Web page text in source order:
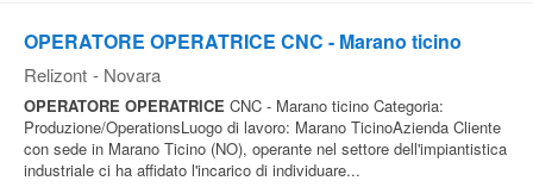
OPERATORE OPERATRICE CNC - Marano ticino
Relizont - Novara
OPERATORE OPERATRICE CNC - Marano ticino Categoria:
Produzione/OperationsLuogo di lavoro: Marano TicinoAzienda Cliente
con sede in Marano Ticino (NO), operante nel settore dell'impiantistica
industriale ci ha affidato l'incarico di individuare...